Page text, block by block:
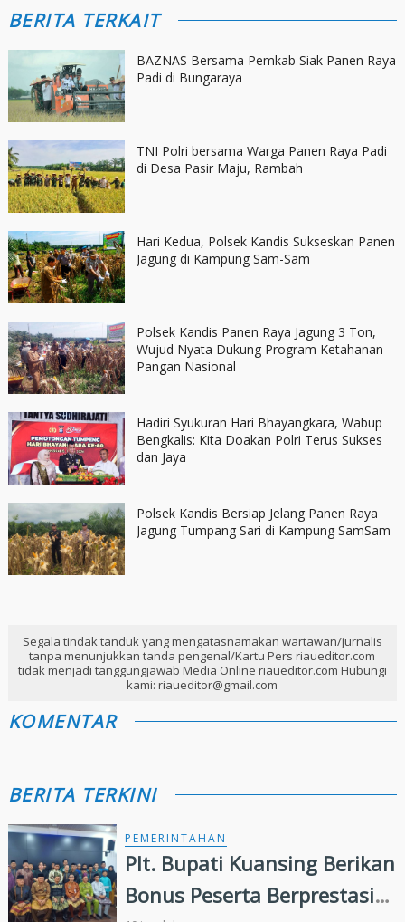
BERITA TERKAIT
BAZNAS Bersama Pemkab Siak Panen Raya
Padi di Bungaraya
TNI Polri bersama Warga Panen Raya Padi
di Desa Pasir Maju, Rambah
Hari Kedua, Polsek Kandis Sukseskan Panen
Jagung di Kampung Sam-Sam
Polsek Kandis Panen Raya Jagung 3 Ton,
Wujud Nyata Dukung Program Ketahanan
Pangan Nasional
Hadiri Syukuran Hari Bhayangkara, Wabup
Bengkalis: Kita Doakan Polri Terus Sukses
dan Jaya
Polsek Kandis Bersiap Jelang Panen Raya
Jagung Tumpang Sari di Kampung SamSam
Segala tindak tanduk yang mengatasnamakan wartawan/jurnalis
tanpa menunjukkan tanda pengenal/Kartu Pers riaueditor.com
tidak menjadi tanggungjawab Media Online riaueditor.com Hubungi
kami: riaueditor@gmail.com
KOMENTAR
BERITA TERKINI
PEMERINTAHAN
Plt. Bupati Kuansing Berikan
Bonus Peserta Berprestasi